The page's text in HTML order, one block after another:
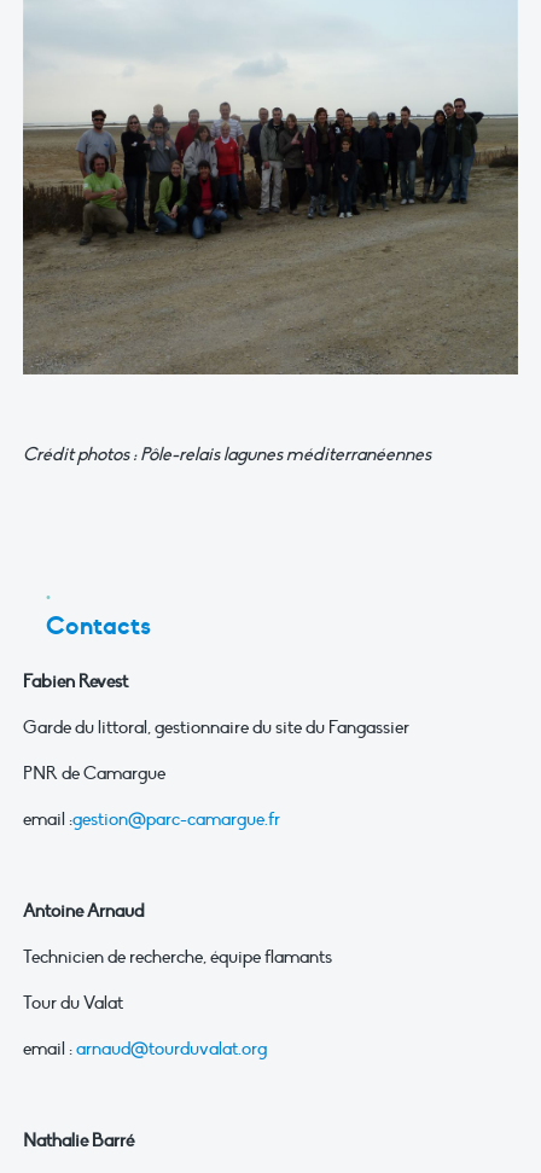
Crédit photos : Pôle-relais lagunes méditerranéennes
Contacts
Fabien Revest
Garde du littoral, gestionnaire du site du Fangassier
PNR de Camargue
email :gestion@parc-camargue.fr
Antoine Arnaud
Technicien de recherche, équipe flamants
Tour du Valat
email :arnaud@tourduvalat.org
Nathalie Barré